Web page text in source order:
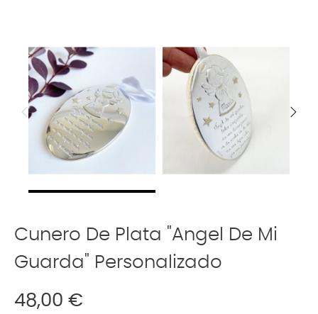
Cunero De Plata "angel De Mi
Guarda" Personalizado
48,00 €